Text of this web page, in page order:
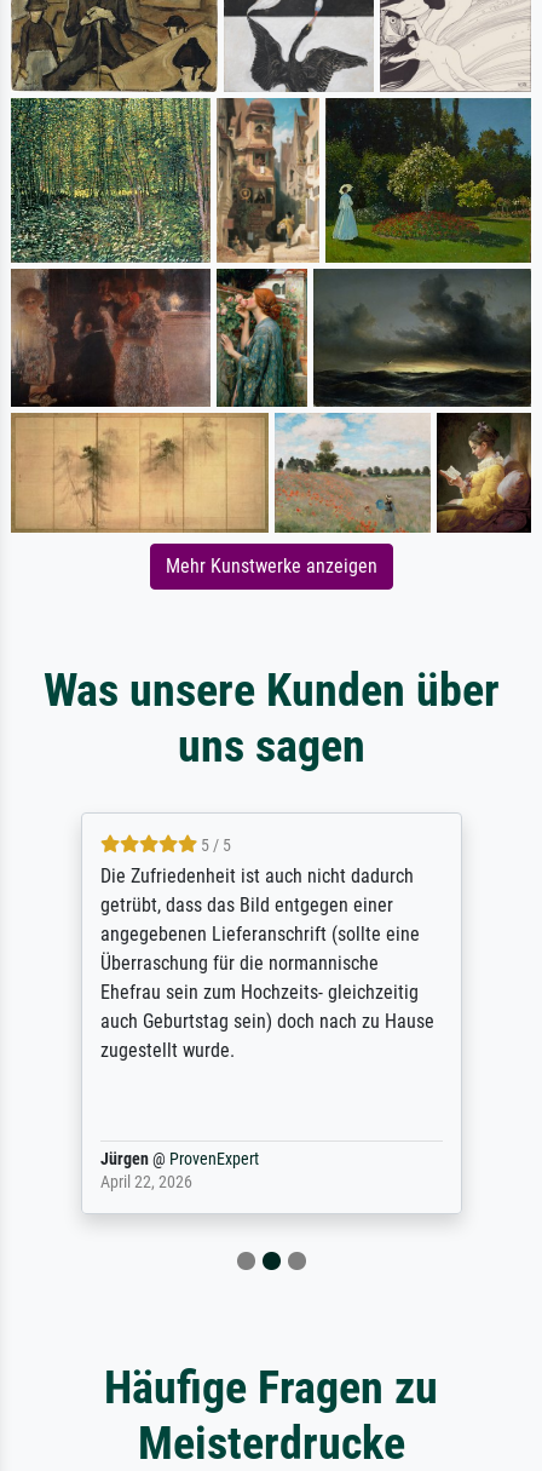
Mehr Kunstwerke anzeigen
Was unsere Kunden über
uns sagen
5 / 5
Die Zufriedenheit ist auch nicht dadurch
getrübt, dass das Bild entgegen einer
angegebenen Lieferanschrift (sollte eine
Überraschung für die normannische
Ehefrau sein zum Hochzeits- gleichzeitig
auch Geburtstag sein) doch nach zu Hause
zugestellt wurde.
Jürgen@ ProvenExpert
April 22, 2026
Häufige Fragen zu
Meisterdrucke